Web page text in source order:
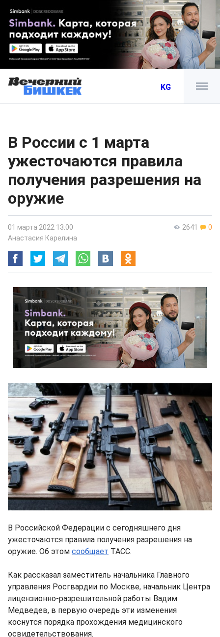
KG
В России с 1 марта
ужесточаются правила
получения разрешения на
оружие
2641 0
01 марта 2022 13:00
Анастасия Карелина
В Российской Федерации с сегодняшнего дня
ужесточаются правила получения разрешения на
оружие. Об этом сообщает ТАСС.
Как рассказал заместитель начальника Главного
управления Росгвардии по Москве, начальник Центра
лицензионно-разрешительной работы Вадим
Медведев, в первую очередь эти изменения
коснутся порядка прохождения медицинского
освидетельствования.